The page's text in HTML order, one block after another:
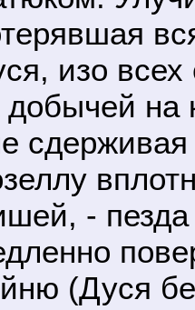
изо всех
добычей на
-
(Дуся